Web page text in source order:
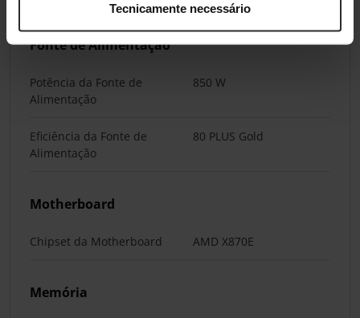
Tecnicamente necessário
Fonte de Alimentação
Potência da Fonte de
Alimentação
850 W
Eficiência da Fonte de
Alimentação
80 PLUS Gold
Motherboard
Chipset da Motherboard AMD X870E
Memória